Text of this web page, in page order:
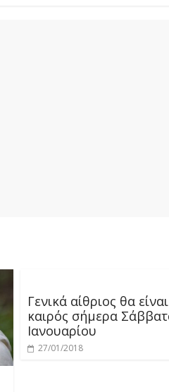
Γενικά αίθριος θα
καιρός σήμερα
Ιανουαρίου
27/01/2018